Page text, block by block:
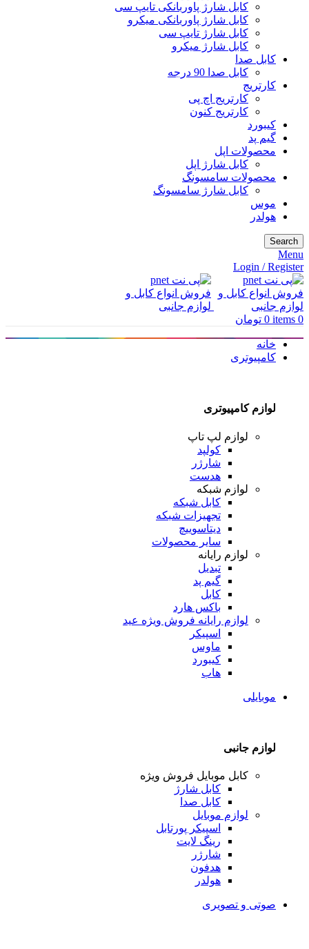
کابل شارژ پاوربانکی تایپ سی
کابل شارژ پاوربانکی میکرو
کابل شارژ تایپ سی
کابل شارژ میکرو
کابل صدا
کابل صدا 90 درجه
کارتریج
کارتریج اچ پی
کارتریج کنون
کیبورد
گیم پد
محصولات اپل
کابل شارژ اپل
محصولات سامسونگ
کابل شارژ سامسونگ
موس
هولدر
Search
Menu
Login / Register
0
items
0 تومان
خانه
کامپیوتری
لوازم کامپیوتری
لوازم لپ تاپ
کولپد
شارژر
هدست
لوازم شبکه
کابل شبکه
تجهیزات شبکه
دیتاسوییچ
سایر محصولات
لوازم رایانه
تبدیل
گیم پد
کابل
باکس هارد
لوازم رایانه فروش ویژه عید
اسپیکر
ماوس
کیبورد
هاب
موبایلی
لوازم جانبی
کابل موبایل فروش ویژه
کابل شارژ
کابل صدا
لوازم موبایل
اسپیکر پورتابل
رینگ لایت
شارژر
هدفون
هولدر
صوتی و تصویری